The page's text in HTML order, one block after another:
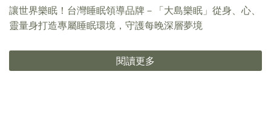
讓世界樂眠！台灣睡眠領導品牌－「大島樂眠」從身、心、
靈量身打造專屬睡眠環境，守護每晚深層夢境
閱讀更多